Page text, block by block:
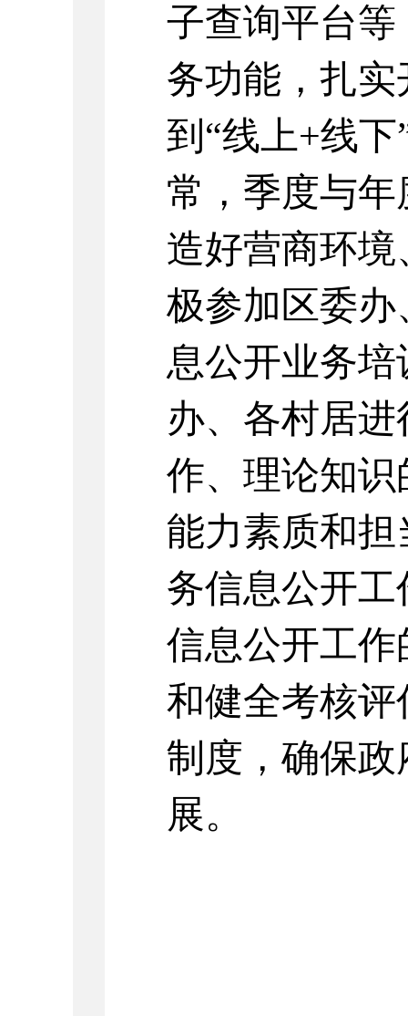
子查询平台
务功能，扎
到 “线上+线
常，季度与
造好营商环
极参加区委
息公开业务
办、各村居
作、理论知
能力素质和
务信息公开
信息公开工
和健全考核
制度，确保
展。